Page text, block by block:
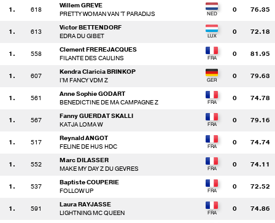
1. 618
Willem GREVE
PRETTY WOMAN VAN 'T PARADIJS
0 76.35
1. 613
Victor BETTENDORF
EDRA DU GIBET
0 72.18
1. 558
Clement FREREJACQUES
FILANTE DES CAULINS
0 81.95
1. 607
Kendra Claricia BRINKOP
I'M FANCY VDM Z
0 79.63
1. 561
Anne Sophie GODART
BENEDICTINE DE MA CAMPAGNE Z
0 74.78
1. 567
Fanny GUERDAT SKALLI
KATJA LOMA W
0 79.16
1. 517
Reynald ANGOT
FELINE DE HUS HDC
0 74.74
1. 552
Marc DILASSER
MAKE MY DAY Z DU GEVRES
0 74.11
1. 537
Baptiste COUPERIE
FOLLOW UP
0 72.52
1. 591
Laura RAYJASSE
LIGHTNING MC QUEEN
0 74.86